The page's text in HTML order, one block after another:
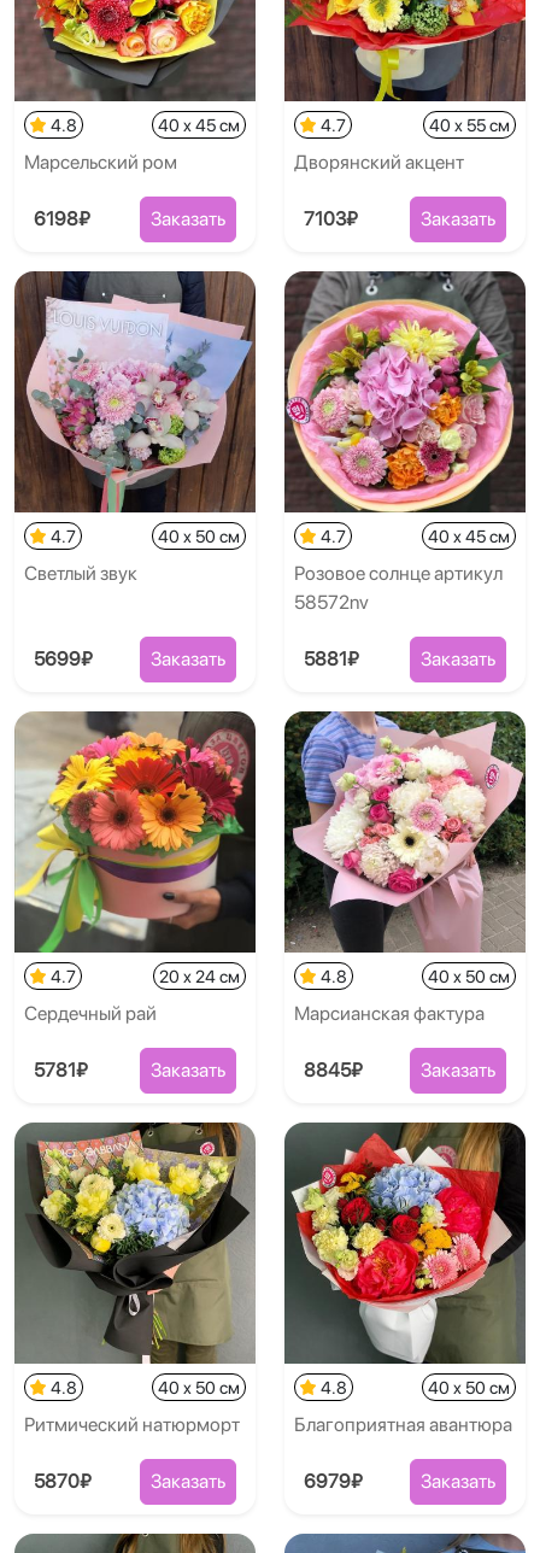
4.8 40 x 45 см
Марсельский ром
6198₽ Заказать
4.7 40 x 55 см
Дворянский акцент
7103₽ Заказать
4.7 40 x 50 см
Светлый звук
5699₽ Заказать
4.7 40 x 45 см
Розовое солнце артикул
58572nv
5881₽ Заказать
4.7 20 x 24 см
Сердечный рай
5781₽ Заказать
4.8 40 x 50 см
Марсианская фактура
8845₽ Заказать
4.8 40 x 50 см
Ритмический натюрморт
5870₽ Заказать
4.8 40 x 50 см
Благоприятная авантюра
6979₽ Заказать